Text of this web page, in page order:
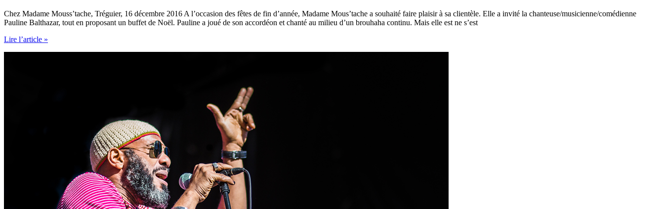
Chez Madame Mouss’tache, Tréguier, 16 décembre 2016 A l’occasion des fêtes de fin d’année, Madame Mous’tache a souhaité faire plaisir à sa clientèle. Elle a invité la chanteuse/musicienne/comédienne
Pauline Balthazar, tout en proposant un buffet de Noël. Pauline a joué de son accordéon et chanté au milieu d’un brouhaha continu. Mais elle est ne s’est
Pauline
Lire l’article »